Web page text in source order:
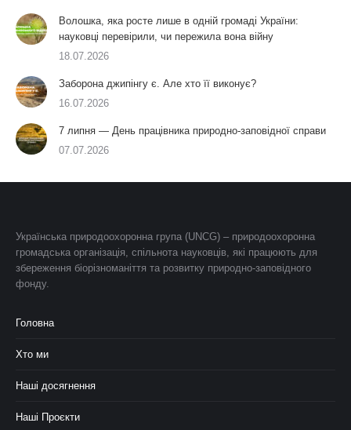
Волошка, яка росте лише в одній громаді України:
науковці перевірили, чи пережила вона війну
18.07.2026
Заборона джипінгу є. Але хто її виконує?
16.07.2026
7 липня — День працівника природно-заповідної справи
07.07.2026
Українська природоохоронна група (UNCG) – природоохоронна
громадська організація, спільнота науковців, які працюють для
збереження біорізноманіття та розвитку природно-заповідного
фонду.
Головна
Хто ми
Наші досягнення
Наші Проєкти